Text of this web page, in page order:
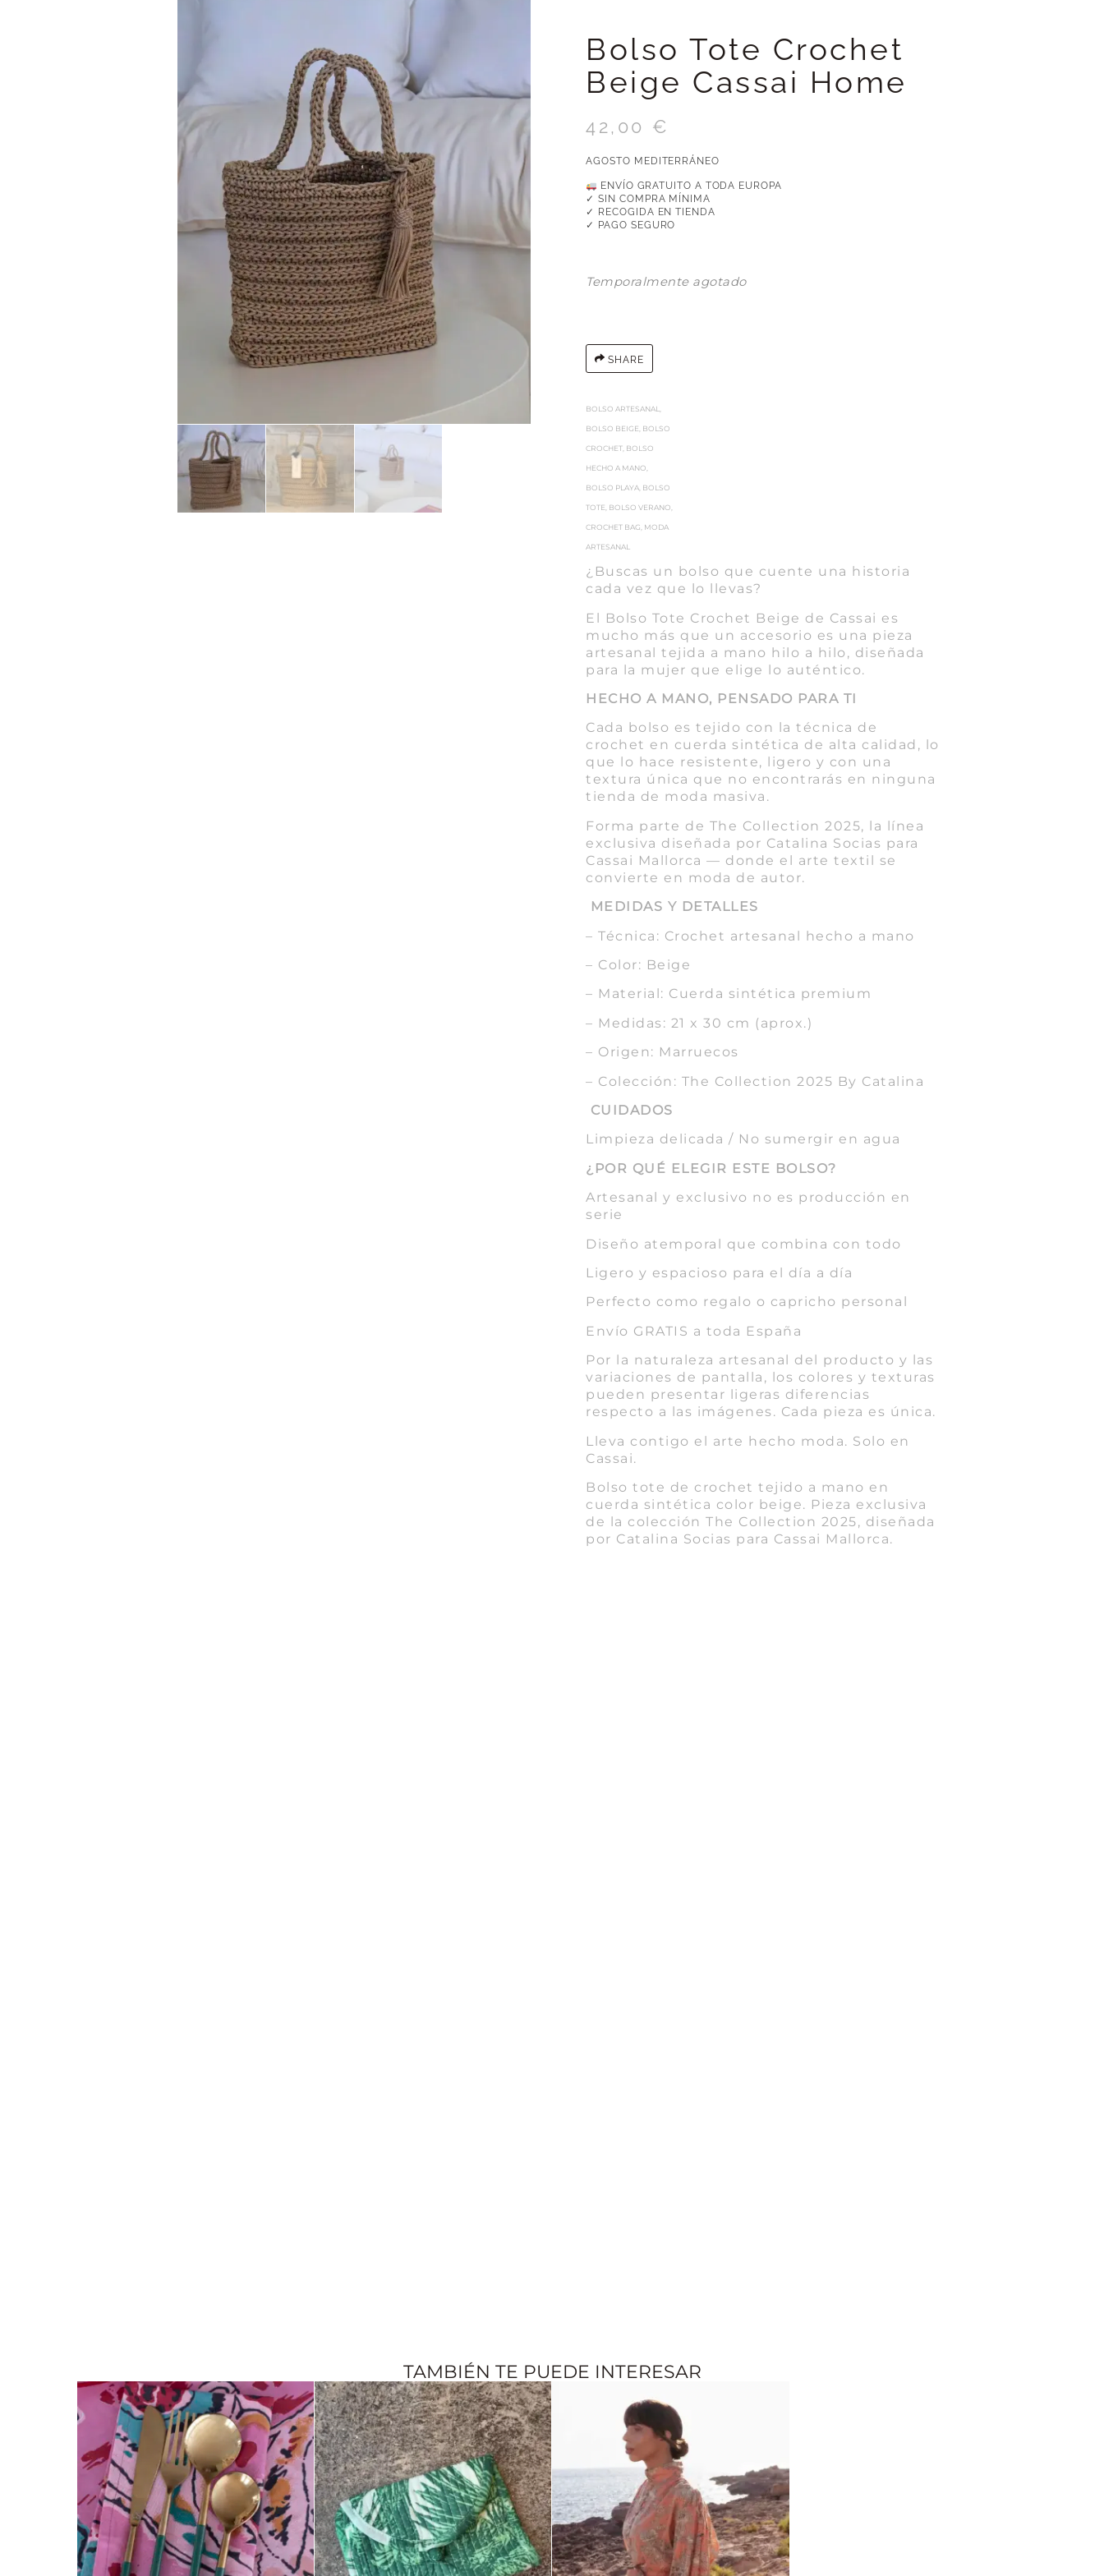
Bolso Tote Crochet
Beige Cassai Home
42,00 €
AGOSTO MEDITERRÁNEO
ENVÍO GRATUITO A TODA EUROPA
✓ SIN COMPRA MÍNIMA
✓ RECOGIDA EN TIENDA
✓ PAGO SEGURO
Temporalmente agotado
SHARE
BOLSO ARTESANAL,
BOLSO BEIGE, BOLSO
CROCHET, BOLSO
HECHO A MANO,
BOLSO PLAYA, BOLSO
TOTE, BOLSO VERANO,
CROCHET BAG, MODA
ARTESANAL
¿Buscas un bolso que cuente una historia
cada vez que lo llevas?
El Bolso Tote Crochet Beige de Cassai es
mucho más que un accesorio es una pieza
artesanal tejida a mano hilo a hilo, diseñada
para la mujer que elige lo auténtico.
HECHO A MANO, PENSADO PARA TI
Cada bolso es tejido con la técnica de
crochet en cuerda sintética de alta calidad, lo
que lo hace resistente, ligero y con una
textura única que no encontrarás en ninguna
tienda de moda masiva.
Forma parte de The Collection 2025, la línea
exclusiva diseñada por Catalina Socias para
Cassai Mallorca — donde el arte textil se
convierte en moda de autor.
MEDIDAS Y DETALLES
– Técnica: Crochet artesanal hecho a mano
– Color: Beige
– Material: Cuerda sintética premium
– Medidas: 21 x 30 cm (aprox.)
– Origen: Marruecos
– Colección: The Collection 2025 By Catalina
CUIDADOS
Limpieza delicada / No sumergir en agua
¿POR QUÉ ELEGIR ESTE BOLSO?
Artesanal y exclusivo no es producción en
serie
Diseño atemporal que combina con todo
Ligero y espacioso para el día a día
Perfecto como regalo o capricho personal
Envío GRATIS a toda España
Por la naturaleza artesanal del producto y las
variaciones de pantalla, los colores y texturas
pueden presentar ligeras diferencias
respecto a las imágenes. Cada pieza es única.
Lleva contigo el arte hecho moda. Solo en
Cassai.
Bolso tote de crochet tejido a mano en
cuerda sintética color beige. Pieza exclusiva
de la colección The Collection 2025, diseñada
por Catalina Socias para Cassai Mallorca.
TAMBIÉN TE PUEDE INTERESAR